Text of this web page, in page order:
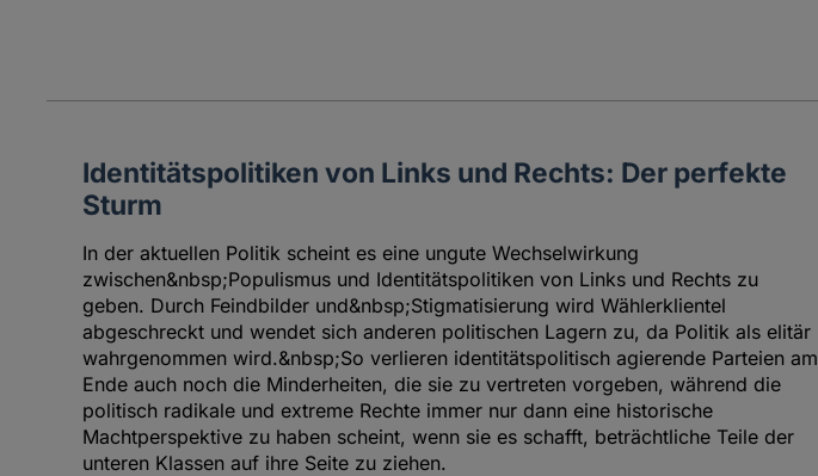
Identitätspolitiken von Links und Rechts: Der perfekte
Sturm
In der aktuellen Politik scheint es eine ungute Wechselwirkung
zwischen&nbsp;Populismus und Identitätspolitiken von Links und Rechts zu
geben. Durch Feindbilder und&nbsp;Stigmatisierung wird Wählerklientel
abgeschreckt und wendet sich anderen politischen Lagern zu, da Politik als elitär
wahrgenommen wird.&nbsp;So verlieren identitätspolitisch agierende Parteien am
Ende auch noch die Minderheiten, die sie zu vertreten vorgeben, während die
politisch radikale und extreme Rechte immer nur dann eine historische
Machtperspektive zu haben scheint, wenn sie es schafft, beträchtliche Teile der
unteren Klassen auf ihre Seite zu ziehen.